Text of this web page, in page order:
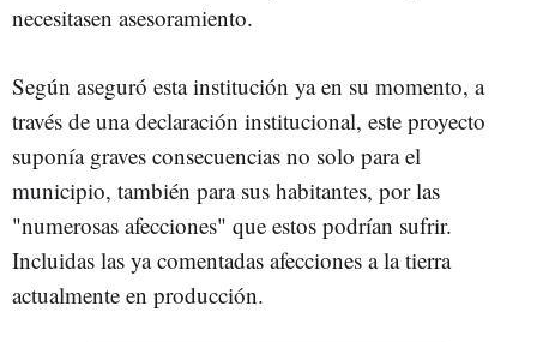
necesitasen asesoramiento.
Según aseguró esta institución ya en su momento, a
través de una declaración institucional, este proyecto
suponía graves consecuencias no solo para el
municipio, también para sus habitantes, por las
"numerosas afecciones" que estos podrían sufrir.
Incluidas las ya comentadas afecciones a la tierra
actualmente en producción.